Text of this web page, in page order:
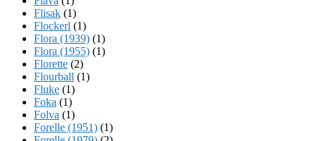
Flisak (1)
Flockerl (1)
Flora (1939) (1)
Flora (1955) (1)
Florette (2)
Flourball (1)
Fluke (1)
Foka (1)
Folva (1)
Forelle (1951) (1)